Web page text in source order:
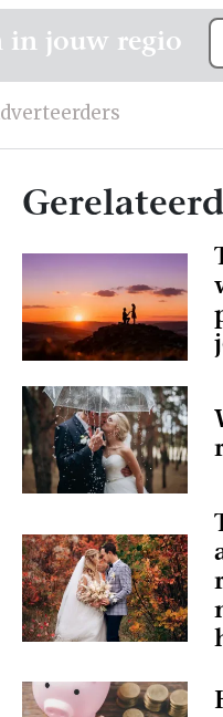
in jouw regio